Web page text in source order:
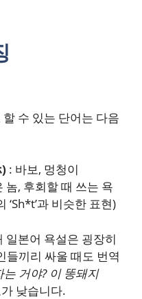
수 있는 단어는 다음
: 바보, 멍청이
놈, 후회할 때 쓰는 욕
‘Sh*t’과 비슷한 표현)
일본어 욕설은 굉장히
들끼리 싸울 때도 번역
거야? 이 똥돼지
낮습니다.